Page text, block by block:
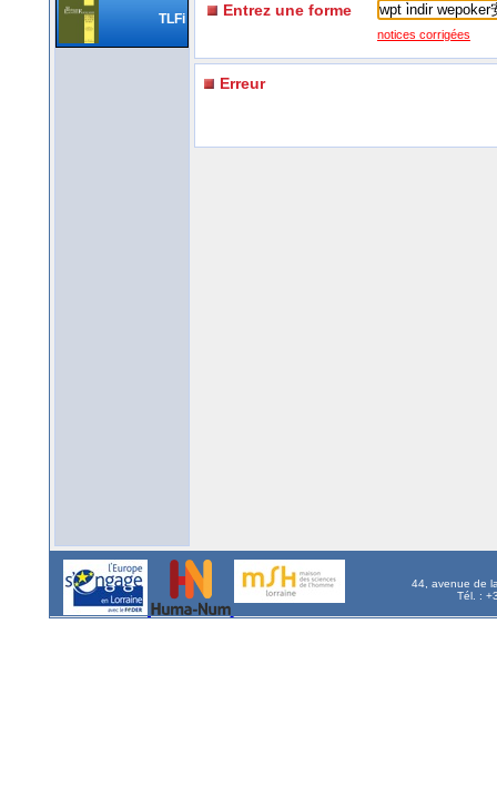
TLFi Entrez une forme
notices corrigées
Erreur
44, avenue de
Tél. :